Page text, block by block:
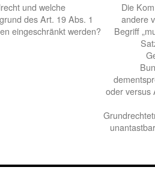
und welche
des Art. 19 Abs. 1
eingeschränkt werden?
Die
andere
Begriff
oder versus